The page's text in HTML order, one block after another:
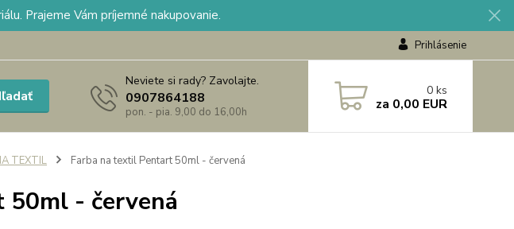
Prajeme Vám príjemné nakupovanie.
Prihlásenie
Neviete si rady? Zavolajte.
0907864188
pon. - pia. 9,00 do 16,00h
0 ks
za 0,00 EUR
TEXTIL Farba na textil Pentart 50ml - červená
- červená